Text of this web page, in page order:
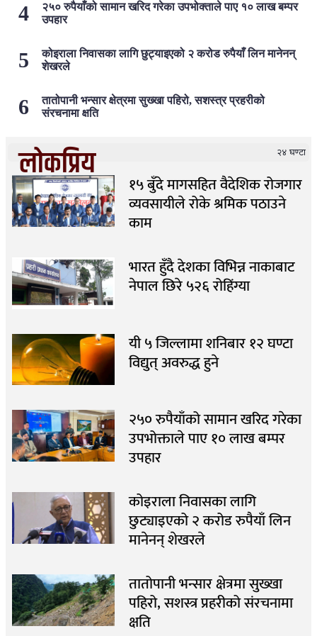
२५० रुपैयाँको सामान खरिद गरेका उपभोक्ताले पाए १० लाख बम्पर
उपहार
कोइराला निवासका लागि छुट्याइएको २ करोड रुपैयाँ लिन मानेनन्
शेखरले
तातोपानी भन्सार क्षेत्रमा सुख्खा पहिरो, सशस्त्र प्रहरीको
संरचनामा क्षति
लोकप्रिय २४ घण्टा
१५ बुँदे मागसहित वैदेशिक रोजगार
व्यवसायीले रोके श्रमिक पठाउने
काम
भारत हुँदै देशका विभिन्न नाकाबाट
नेपाल छिरे ५२६ रोहिंग्या
यी ५ जिल्लामा शनिबार १२ घण्टा
विद्युत् अवरुद्ध हुने
२५० रुपैयाँको सामान खरिद गरेका
उपभोक्ताले पाए १० लाख बम्पर
उपहार
कोइराला निवासका लागि
छुट्याइएको २ करोड रुपैयाँ लिन
मानेनन् शेखरले
तातोपानी भन्सार क्षेत्रमा सुख्खा
पहिरो, सशस्त्र प्रहरीको संरचनामा
क्षति